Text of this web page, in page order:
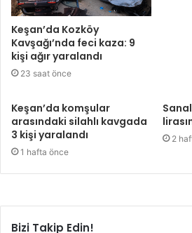
Keşan’da Kozköy
Kavşağı’nda feci kaza: 9
kişi ağır yaralandı
23 saat önce
Keşan’da komşular
arasındaki silahlı kavgada
3 kişi yaralandı
1 hafta önce
2
Bizi Takip Edin!